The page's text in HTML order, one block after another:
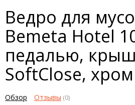
Ведро для
Bemeta Hotel
педалью,
SoftClose, хром
Обзор Отзывы (0)